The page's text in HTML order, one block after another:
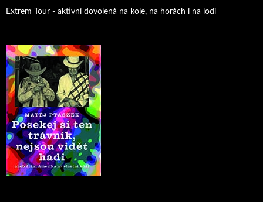
Extrem Tour - aktivní dovolená na kole, na horách i na lodi